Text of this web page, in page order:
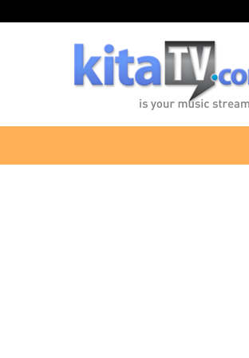
KitaTV.com